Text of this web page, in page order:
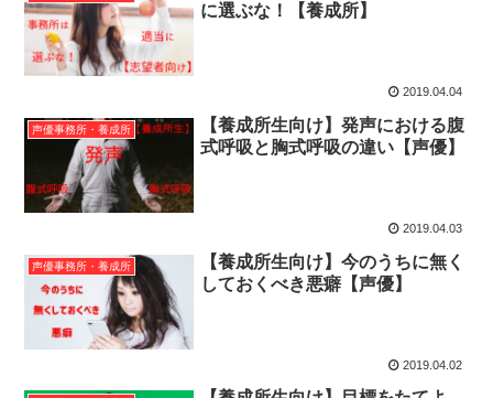
に選ぶな！【養成所】
2019.04.04
声優事務所・養成所
【養成所生向け】発声における腹
式呼吸と胸式呼吸の違い【声優】
2019.04.03
声優事務所・養成所
【養成所生向け】今のうちに無く
しておくべき悪癖【声優】
2019.04.02